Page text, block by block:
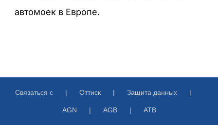
автомоек в Европе.
Связаться с Оттиск Защита данных
AGN AGB ATB